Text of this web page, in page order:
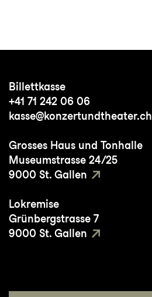
Billettkasse
+41 71 242 06 06
kasse@konzertundtheater.ch
Grosses Haus und Tonhalle
Museumstrasse 24/25
9000 St. Gallen
Lokremise
Grünbergstrasse 7
9000 St. Gallen